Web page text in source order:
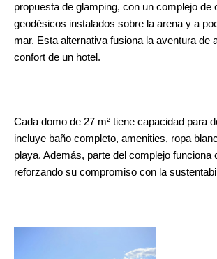
propuesta de glamping, con un complejo de
geodésicos instalados sobre la arena y a
mar. Esta alternativa fusiona la aventura de
confort de un hotel.
Cada domo de 27 m² tiene capacidad para
incluye baño completo, amenities, ropa
playa. Además, parte del complejo funciona
reforzando su compromiso con la